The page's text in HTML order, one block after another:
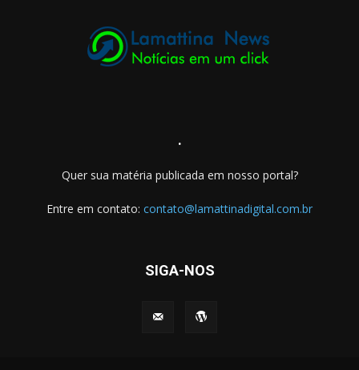
.
Quer sua matéria publicada em nosso portal?
Entre em contato: contato@lamattinadigital.com.br
SIGA-NOS